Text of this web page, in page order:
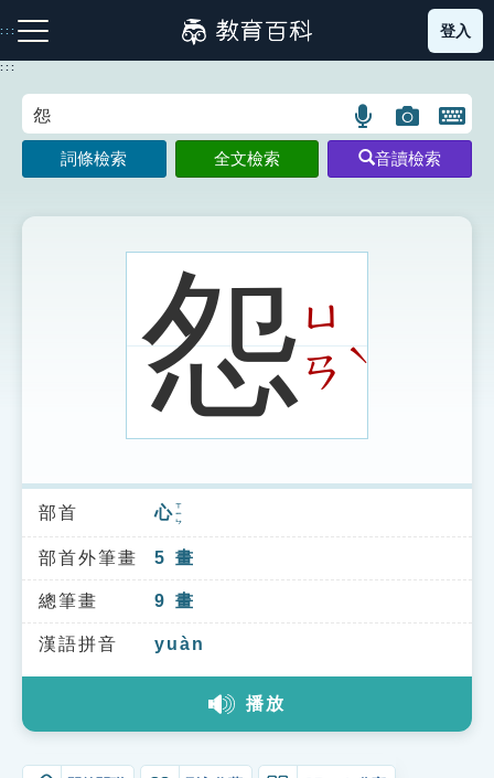
到
主
:::
注音索引圖示 筆畫索引圖示 部首索引表圖示
索引選單
知識索引
單字索引
生命大百科索引
教學應用
登入
:::
語
言
搜
示
圖
片
搜
開
鍵
圖
詞條檢索 全文檢索 音讀檢索
怨ㄩ
ㄢˋ
部首 心ㄒㄧㄣ
部首外筆畫 5 畫
總筆畫 9 畫
漢語拼音 yuàn
播放